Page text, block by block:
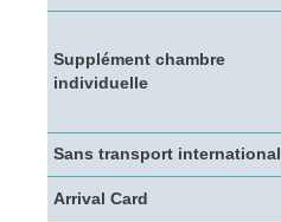
Supplément chambre
individuelle
Sans transport international
Arrival Card